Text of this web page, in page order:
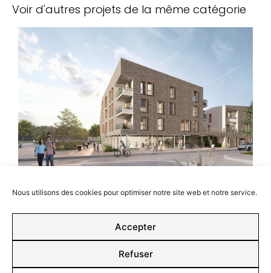
Nous utilisons des cookies pour optimiser notre site web et notre service.
Accepter
Refuser
Voir d'autres projets de la même catégorie
Site des Franges Industrielles